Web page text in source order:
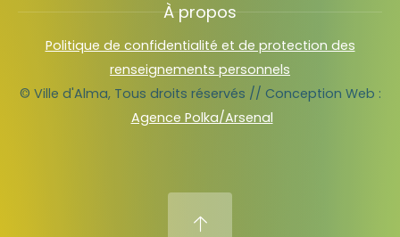
À propos
Politique de confidentialité et de protection des
renseignements personnels
© Ville d'Alma, Tous droits réservés // Conception Web :
Agence Polka/Arsenal